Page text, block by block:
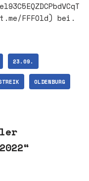
FFFOld) bei.
23.09.
OLDENBURG